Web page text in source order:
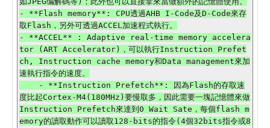
- **Flash memory**: CPU透過AHB I-Code及D-Code來存
取Flash，另外可透過ACCEL加速程式執行。
- **ACCEL** : Adaptive real-time memory accelera
tor (ART Accelerator)，可以執行Instruction Prefet
ch, Instruction cache memory和Data management來加
速執行指令的速度。
度比起Cortex-M4(180MHz)要慢取多，因此需要一塊記憶體來做
Instruction Prefetch來達到0 Wait Sate，每個flash m
emory的讀取動作可以讀取128-bits的指令(4個32bits指令或8